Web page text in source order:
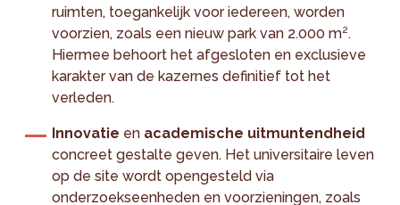
ruimten, toegankelijk voor iedereen, worden
voorzien, zoals een nieuw park van 2.000 m².
Hiermee behoort het afgesloten en exclusieve
karakter van de kazernes definitief tot het
verleden.
Innovatie en academische uitmuntendheid
concreet gestalte geven. Het universitaire leven
op de site wordt opengesteld via
onderzoekseenheden en voorzieningen, zoals